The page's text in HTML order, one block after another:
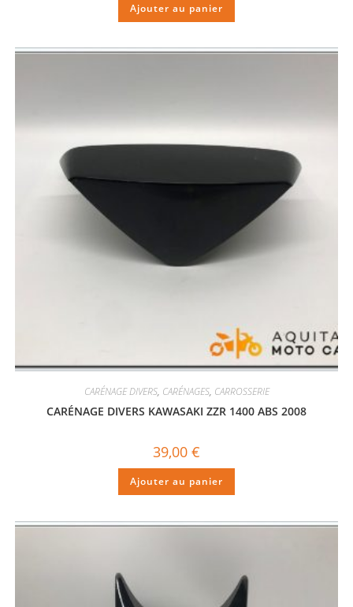
Ajouter au panier
CARÉNAGE DIVERS, CARÉNAGES, CARROSSERIE
CARÉNAGE DIVERS KAWASAKI ZZR 1400 ABS 2008
39,00 €
Ajouter au panier